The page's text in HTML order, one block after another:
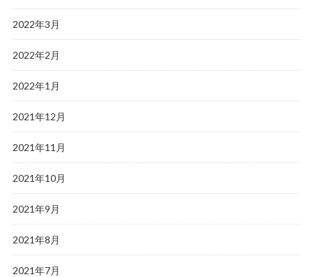
2022年3月
2022年2月
2022年1月
2021年12月
2021年11月
2021年10月
2021年9月
2021年8月
2021年7月